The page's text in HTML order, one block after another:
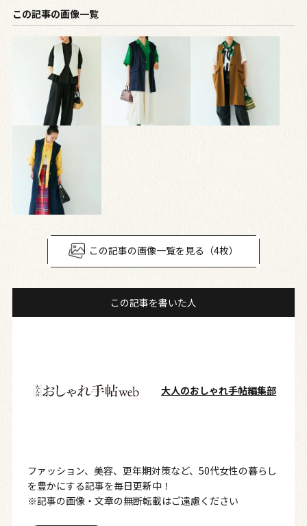
この記事の画像一覧
この記事の画像一覧を見る（4枚）
この記事を書いた人
大人のおしゃれ手帖編集部
ファッション、美容、更年期対策など、50代女性の暮らし
を豊かにする記事を毎日更新中！
※記事の画像・文章の無断転載はご遠慮ください